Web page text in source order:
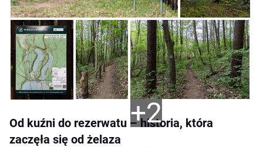
+2
Od kuźni do rezerwatu – historia, która
zaczęła się od żelaza